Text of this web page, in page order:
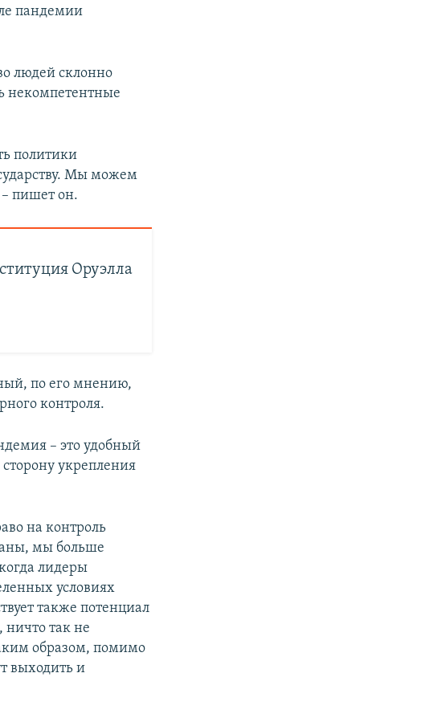
пандемии
людей склонно
некомпетентные
политики
Мы можем
пишет он.
Оруэлла
по его мнению,
контроля.
– это удобный
укрепления
на контроль
мы больше
лидеры
условиях
также потенциал
ничто так не
образом, помимо
выходить и